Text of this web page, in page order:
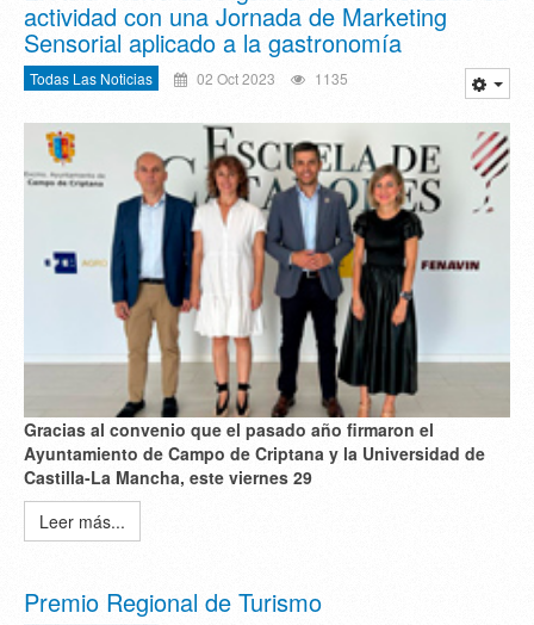
actividad con una Jornada de Marketing
Sensorial aplicado a la gastronomía
Todas Las Noticias 02 Oct 2023 1135
Gracias al convenio que el pasado año firmaron el
Ayuntamiento de Campo de Criptana y la Universidad de
Castilla-La Mancha, este viernes 29
Leer más...
Premio Regional de Turismo